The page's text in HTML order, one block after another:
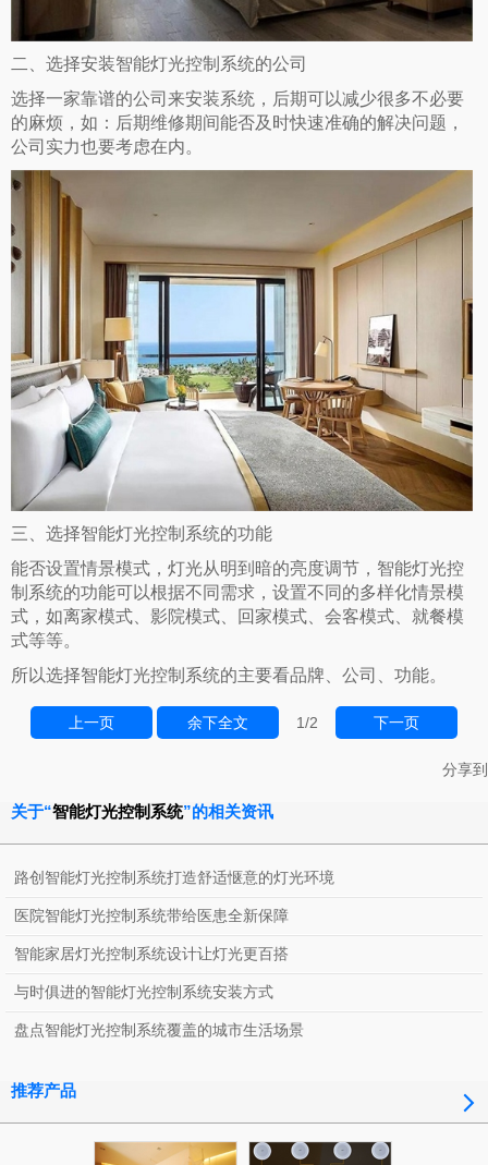
二、 选择安装智能灯光控制系统的公司
选择一家靠谱的公司来安装系统，后期可以减少很多不必要
的麻烦，如：后期维修期间能否及时快速准确的解决问题，
公司实力也要考虑在内。
三、 选择智能灯光控制系统的功能
能否设置情景模式，灯光从明到暗的亮度调节， 智能灯光控
制系统的功能可以根据不同需求，设置不同的多样化情景模
式，如离家模式、影院模式、回家模式、会客模式、就餐模
式等等。
所以选择智能灯光控制系统的主要看品牌、公司、功能。
上一页 余下全文 1/2 下一页
分享到
关于“智能灯光控制系统”的相关资讯
路创智能灯光控制系统打造舒适惬意的灯光环境
医院智能灯光控制系统带给医患全新保障
智能家居灯光控制系统设计让灯光更百搭
与时俱进的智能灯光控制系统安装方式
盘点智能灯光控制系统覆盖的城市生活场景
推荐产品